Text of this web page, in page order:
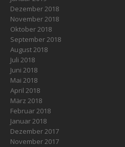
Dezember 2018
November 2018
Oktober 2018
September 2018
August 2018
Juli 2018
Juni 2018
Mai 2018
April 2018
März 2018
Februar 2018
Januar 2018
Dezember 2017
November 2017